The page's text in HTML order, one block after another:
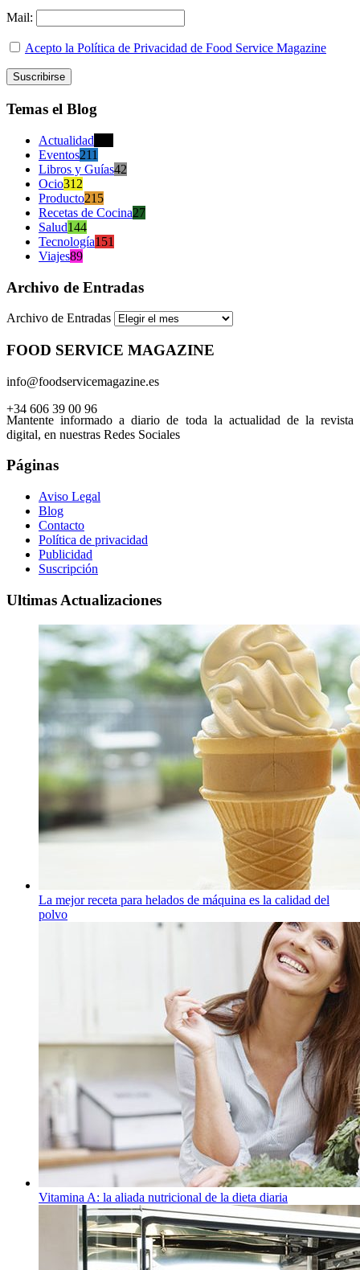
Mail:
Acepto la Política de Privacidad de Food Service Magazine
Temas el Blog
Actualidad
Eventos211
Libros y Guías42
Ocio312
Producto215
Recetas de Cocina27
Salud144
Tecnología151
Viajes89
Archivo de Entradas
Archivo de Entradas
FOOD SERVICE MAGAZINE
info@foodservicemagazine.es
+34 606 39 00 96
Mantente informado a diario de toda la actualidad de la revista
digital, en nuestras Redes Sociales
Páginas
Aviso Legal
Blog
Contacto
Política de privacidad
Publicidad
Suscripción
Ultimas Actualizaciones
La mejor receta para helados de máquina es la calidad del
polvo
Vitamina A: la aliada nutricional de la dieta diaria